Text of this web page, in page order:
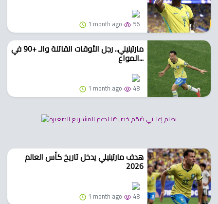
1 month ago 56
مارتينيلي.. رجل الأوقات القاتلة والـ +90 في
المواع...
1 month ago 48
هدف مارتينيلي يدخل تاريخ كأس العالم
2026
1 month ago 48